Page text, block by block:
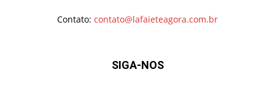
Contato: contato@lafaieteagora.com.br
SIGA-NOS